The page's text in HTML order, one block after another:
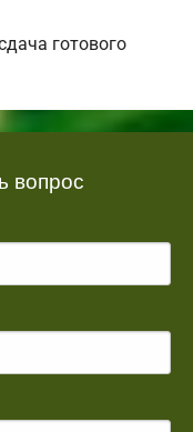
готового
вопрос